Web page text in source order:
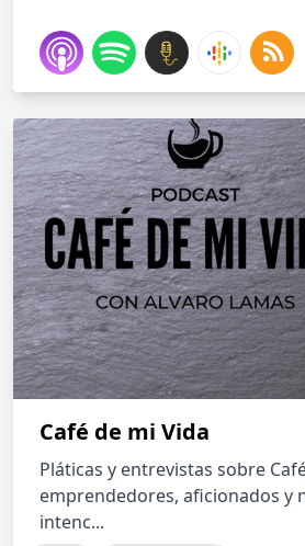
Café de mi Vida
Pláticas y entrevistas sobre
emprendedores, aficionados y
intenc...